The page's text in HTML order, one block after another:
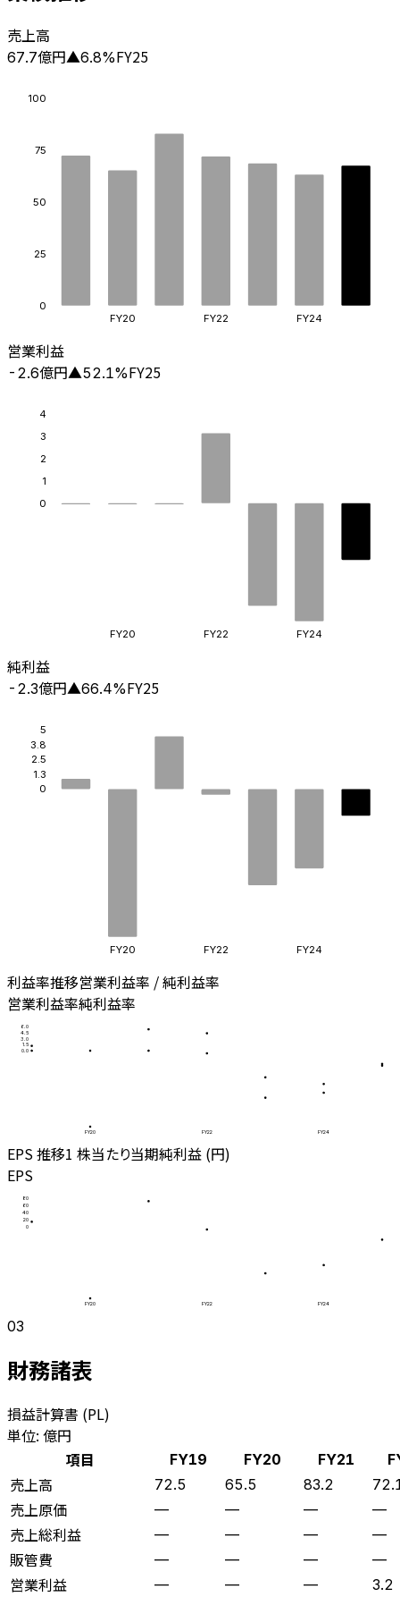
売上高
67.7億円▲6.8%FY25
0
25
50
75
100
FY20 FY22 FY24
営業利益
-2.6億円▲52.1%FY25
0
1
2
3
4
FY20 FY22 FY24
純利益
-2.3億円▲66.4%FY25
0
1.3
2.5
3.8
5
FY20 FY22 FY24
利益率推移営業利益率 / 純利益率
営業利益率純利益率
0.0
1.5
3.0
4.5
6.0
FY20 FY22 FY24
EPS 推移1 株当たり当期純利益 (円)
EPS
0
20
40
60
80
FY20 FY22 FY24
03
財務諸表
損益計算書 (PL)
単位: 億円
項目
FY19 FY20 FY21
売上高 72.5 65.5 83.2
売上原価 — — — —
売上総利益 — — — —
販管費 — — — —
営業利益 — — — 3.2